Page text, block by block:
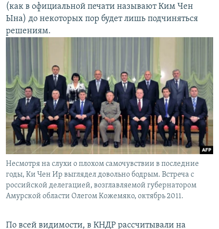
(как в официальной печати называют Ким Чен
Ына) до некоторых пор будет лишь подчиняться
решениям.
Несмотря на слухи о плохом самочувствии в последние
годы, Ки Чен Ир выглядел довольно бодрым. Встреча с
российской делегацией, возглавляемой губернатором
Амурской области Олегом Кожемяко, октябрь 2011.
По всей видимости, в КНДР рассчитывали на